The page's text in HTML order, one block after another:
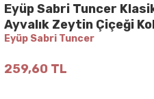
Eyüp Sabri Tuncer
Ayvalık Zeytin Çiçeği
Eyüp Sabri Tuncer
259,60 TL